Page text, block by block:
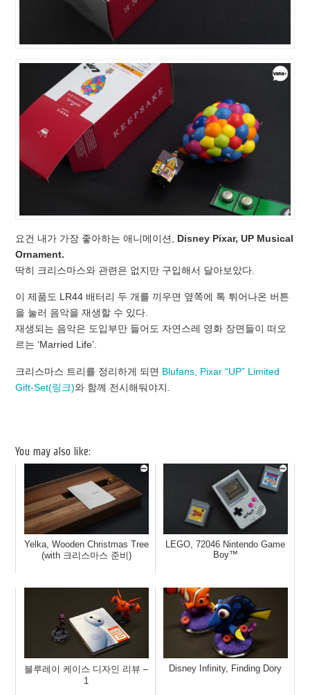
요건 내가 가장 좋아하는 애니메이션, Disney Pixar, UP Musical
Ornament.
딱히 크리스마스와 관련은 없지만 구입해서 달아보았다.
이 제품도 LR44 배터리 두 개를 끼우면 옆쪽에 톡 튀어나온 버튼
을 눌러 음악을 재생할 수 있다.
재생되는 음악은 도입부만 들어도 자연스레 영화 장면들이 떠오
르는 ‘Married Life’.
크리스마스 트리를 정리하게 되면 Blufans, Pixar “UP” Limited
Gift-Set(링크)와 함께 전시해둬야지.
You may also like:
Yelka, Wooden Christmas Tree
(with 크리스마스 준비)
LEGO, 72046 Nintendo Game
Boy™
블루레이 케이스 디자인 리뷰 –
1
Disney Infinity, Finding Dory